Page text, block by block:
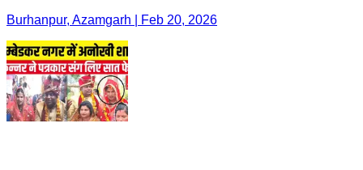
Burhanpur, Azamgarh | Feb 20, 2026